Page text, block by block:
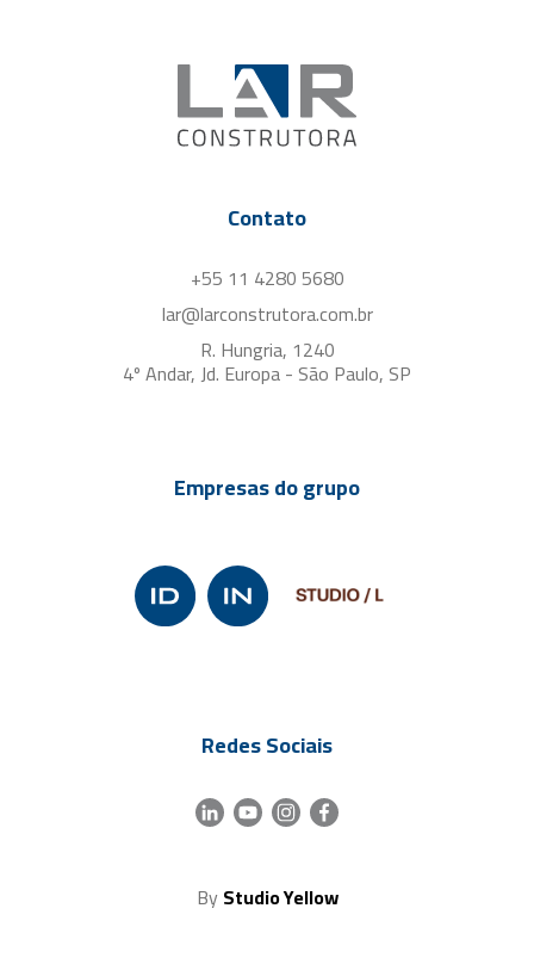
Contato
+55 11 4280 5680
lar@larconstrutora.com.br
R. Hungria, 1240
4º Andar, Jd. Europa - São Paulo, SP
Empresas do grupo
Redes Sociais
ByStudio Yellow